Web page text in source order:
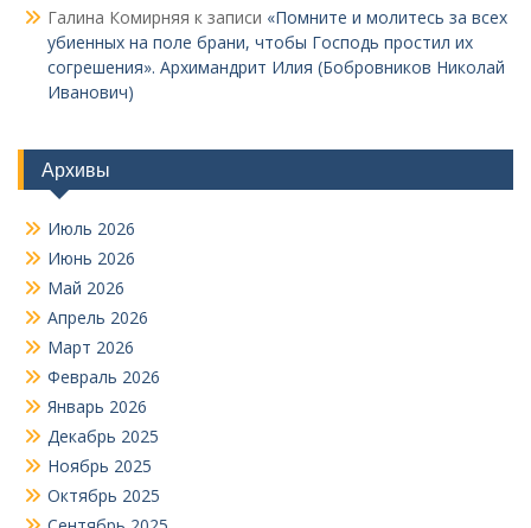
Галина Комирняя к записи «Помните и молитесь за всех
убиенных на поле брани, чтобы Господь простил их
согрешения». Архимандрит Илия (Бобровников Николай
Иванович)
Архивы
Июль 2026
Июнь 2026
Май 2026
Апрель 2026
Март 2026
Февраль 2026
Январь 2026
Декабрь 2025
Ноябрь 2025
Октябрь 2025